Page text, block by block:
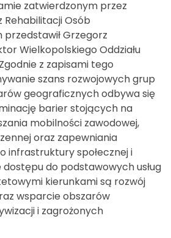
zatwierdzonym przez
Rehabilitacji Osób
przedstawił Grzegorz
Wielkopolskiego Oddziału
z zapisami tego
szans rozwojowych grup
geograficznych odbywa się
barier stojących na
mobilności zawodowej,
oraz zapewniania
infrastruktury społecznej i
do podstawowych usług
kierunkami są rozwój
wsparcie obszarów
i zagrożonych